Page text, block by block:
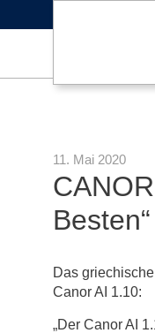
11. Mai 2020
Besten“
Das
Canor AI 1.10:
„Der Canor AI